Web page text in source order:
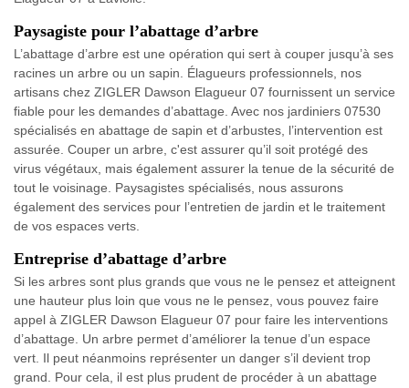
Paysagiste pour l’abattage d’arbre
L’abattage d’arbre est une opération qui sert à couper jusqu’à ses
racines un arbre ou un sapin. Élagueurs professionnels, nos
artisans chez ZIGLER Dawson Elagueur 07 fournissent un service
fiable pour les demandes d’abattage. Avec nos jardiniers 07530
spécialisés en abattage de sapin et d’arbustes, l’intervention est
assurée. Couper un arbre, c'est assurer qu’il soit protégé des
virus végétaux, mais également assurer la tenue de la sécurité de
tout le voisinage. Paysagistes spécialisés, nous assurons
également des services pour l’entretien de jardin et le traitement
de vos espaces verts.
Entreprise d’abattage d’arbre
Si les arbres sont plus grands que vous ne le pensez et atteignent
une hauteur plus loin que vous ne le pensez, vous pouvez faire
appel à ZIGLER Dawson Elagueur 07 pour faire les interventions
d’abattage. Un arbre permet d’améliorer la tenue d’un espace
vert. Il peut néanmoins représenter un danger s’il devient trop
grand. Pour cela, il est plus prudent de procéder à un abattage